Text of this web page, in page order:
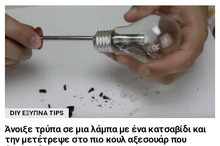
DIY ΈΞΥΠΝΑ TIPS
Άνοιξε τρύπα σε μια λάμπα με ένα κατσαβίδι και
την μετέτρεψε στο πιο κουλ αξεσουάρ που